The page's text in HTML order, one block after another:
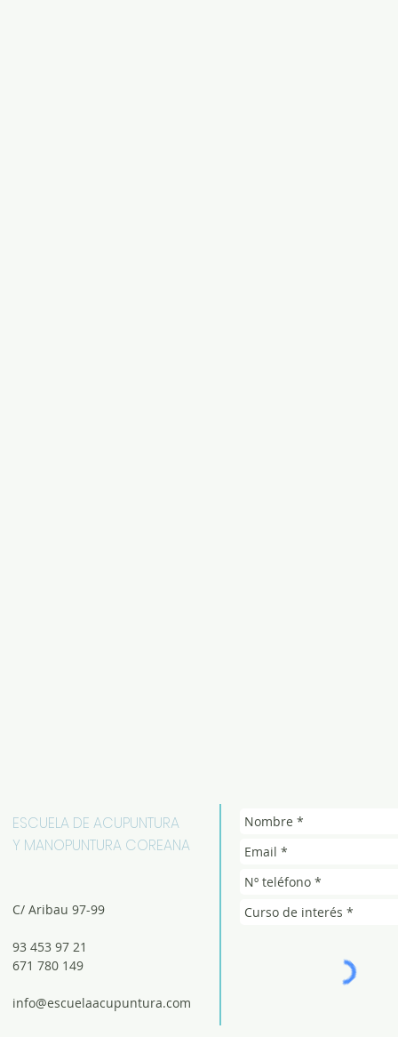
ESCUELA DE ACUPUNTURA
Y MANOPUNTURA COREANA
C/ Aribau 97-99
93 453 97 21
671 780 149
info@escuelaacupuntura.com